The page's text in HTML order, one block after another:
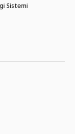
Sistemi